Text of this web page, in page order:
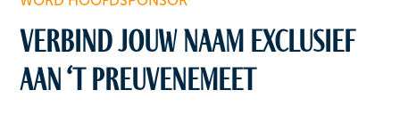
Verbind jouw naam exclusief
aan ‘t PreuveneMeet